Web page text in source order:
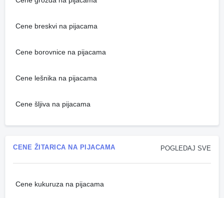
Cene breskvi na pijacama
Cene borovnice na pijacama
Cene lešnika na pijacama
Cene šljiva na pijacama
POGLEDAJ SVE
CENE ŽITARICA NA PIJACAMA
Cene kukuruza na pijacama